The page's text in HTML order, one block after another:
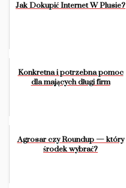
Jak Dokupić Internet W Plusie?
Konkretna i potrzebna pomoc
dla mających długi firm
Agrosar czy Roundup — który
środek wybrać?